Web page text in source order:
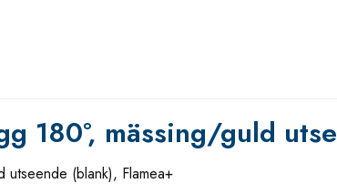
180°, mässing/guld
utseende (blank), Flamea+